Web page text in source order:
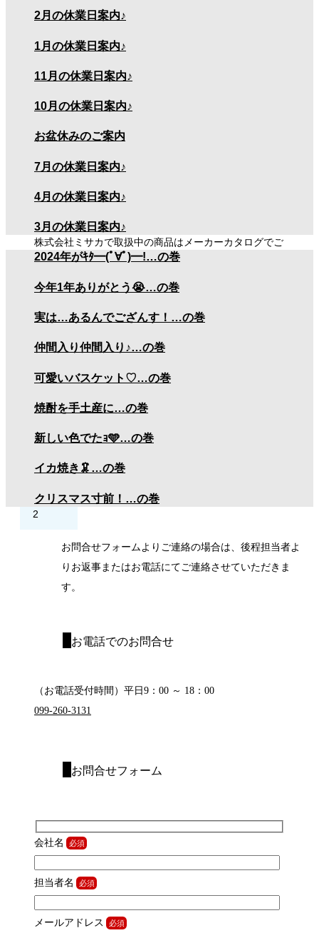
2月の休業日案内♪
1月の休業日案内♪
11月の休業日案内♪
10月の休業日案内♪
お盆休みのご案内
7月の休業日案内♪
4月の休業日案内♪
3月の休業日案内♪
2024年がｷﾀ━(ﾟ∀ﾟ)━!…の巻
今年1年ありがとう😭…の巻
実は…あるんでござんす！…の巻
仲間入り仲間入り♪…の巻
可愛いバスケット♡…の巻
焼酎を手土産に…の巻
新しい色でたｮ🩵…の巻
イカ焼き🦑…の巻
クリスマス寸前！…の巻
商品カタログ
株式会社ミサカで取扱中の商品はメーカーカタログでご
確認ください。
メーカーカタログ
にお時間を要する場合がございます。
弊社へのお問合せ手順
当サイトのお問合せフォームかお電話にてご連絡下さ
2
お問合せフォームよりご連絡の場合は、後程担当者よ
りお返事またはお電話にてご連絡させていただきま
す。
お電話でのお問合せ
（お電話受付時間）平日9：00 ～ 18：00
099-260-3131
お問合せフォーム
会社名
担当者名
メールアドレス